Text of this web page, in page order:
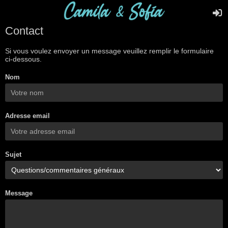
Contact
Si vous voulez envoyer un message veuillez remplir le formulaire
ci-dessous.
Nom
Adresse email
Sujet
Message